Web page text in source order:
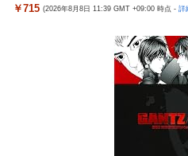
【艦これ】 なんか今回はE5は甲
外国人「日本の未来は安泰だ」16
久保建英超え歴代2位の記録！3得
【動画】手術中に熊本地震直撃や
江別大学生暴行ﾀﾋ″主犯格″の川口
ー」に陥る
は店休日とさせて頂きます」
【動画】地震発生時の熊本総合病
亡き叔母の遺書「実は17年前に従
員で家族会議を開いた結果、拍子
て婚約者呆然←家族の絆が深すぎ
￥715 (2026年8月8日 11:39 GMT +09:00 時点 - 詳